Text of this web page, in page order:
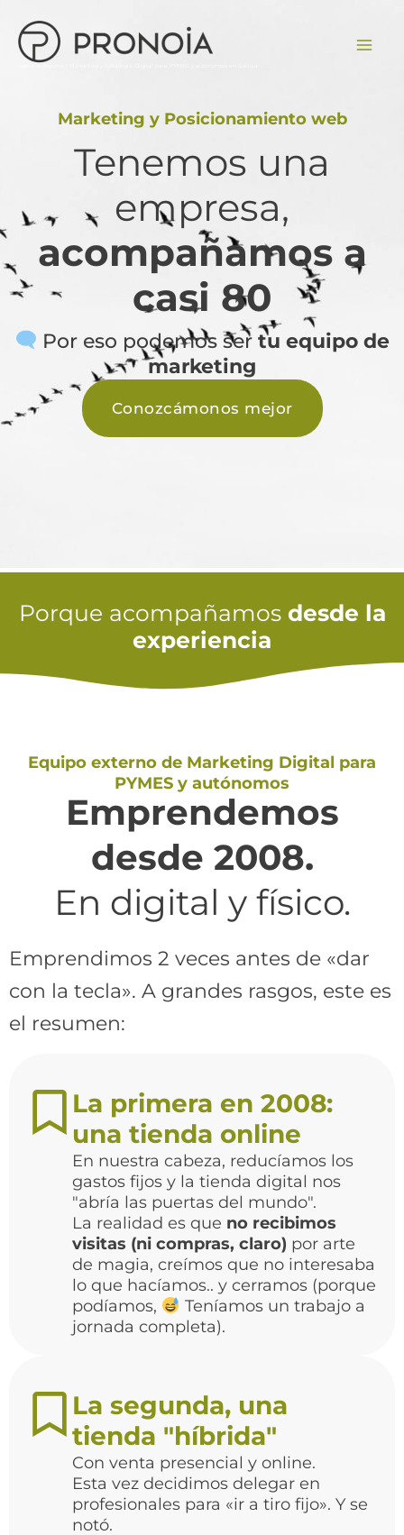
contenido
Marketing y Posicionamiento web
Tenemos una
empresa,
acompañamos a
casi 80
Por eso podemos sertu equipo de
marketing
Conozcámonos mejor
Porque acompañamos desde la
experiencia
Equipo externo de Marketing Digital para
PYMES y autónomos
Emprendemos
desde 2008.
En digital y físico.
Emprendimos 2 veces antes de «dar
con la tecla». A grandes rasgos, este es
el resumen:
La primera en 2008:
una tienda online
En nuestra cabeza, reducíamos los
gastos fijos y la tienda digital nos
"abría las puertas del mundo".
La realidad es que no recibimos
visitas (ni compras, claro) por arte
de magia, creímos que no interesaba
lo que hacíamos.. y cerramos (porque
podíamos,
Teníamos un trabajo a
jornada completa).
La segunda, una
tienda "híbrida"
Con venta presencial y online.
Esta vez decidimos delegar en
profesionales para «ir a tiro fijo». Y se
notó.